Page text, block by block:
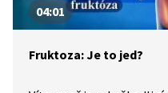
04:01
Fruktoza: Je to jed?